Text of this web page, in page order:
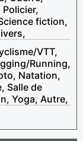
fiction,
VTT,
Running,
Natation,
Salle de
Yoga, Autre,